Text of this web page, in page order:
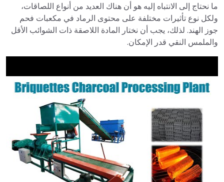
ما نحتاج إلى الانتباه إليه هو أن هناك العديد من أنواع اللصاقات،
ولكل نوع تأثيرات مختلفة على محتوى الرماد في مكعبات فحم
جوز الهند. لذلك، يجب أن نختار المادة اللاصقة ذات الشوائب الأقل
والملمس النقي قدر الإمكان.